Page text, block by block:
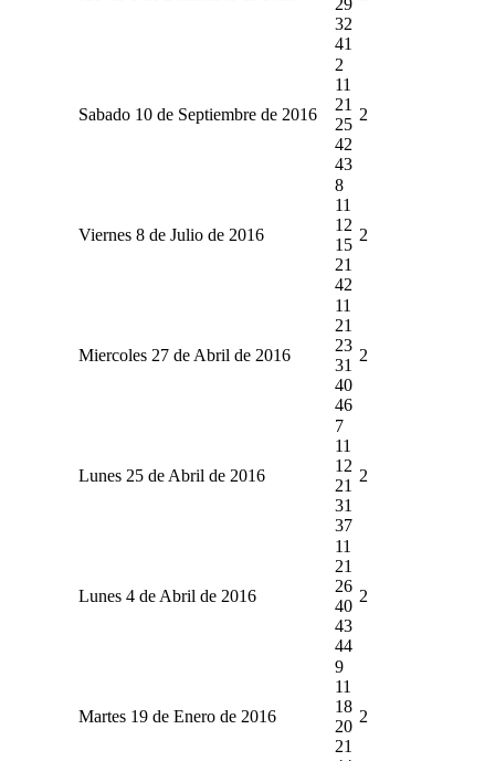
32
41
Sabado 10 de Septiembre de 2016
2
11
21
25
42
43
2
Viernes 8 de Julio de 2016
8
11
12
15
21
42
2
Miercoles 27 de Abril de 2016
11
21
23
31
40
46
2
Lunes 25 de Abril de 2016
7
11
12
21
31
37
2
Lunes 4 de Abril de 2016
11
21
26
40
43
44
2
Martes 19 de Enero de 2016
9
11
18
20
21
2